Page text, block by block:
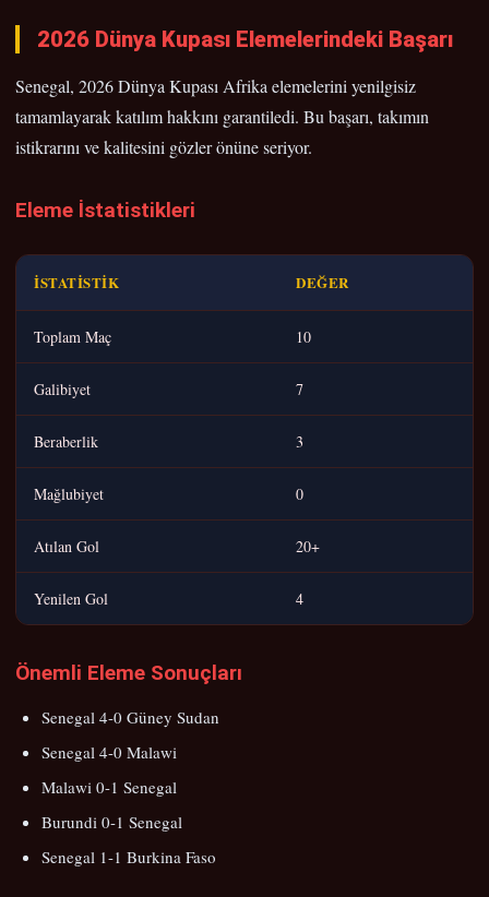
2026 Dünya Kupası Elemelerindeki Başarı
Senegal, 2026 Dünya Kupası Afrika elemelerini yenilgisiz
tamamlayarak katılım hakkını garantiledi. Bu başarı, takımın
istikrarını ve kalitesini gözler önüne seriyor.
Eleme İstatistikleri
İSTATISTIK DEĞER
Toplam Maç 10
Galibiyet 7
Beraberlik 3
Mağlubiyet 0
Atılan Gol 20+
Yenilen Gol 4
Önemli Eleme Sonuçları
Senegal 4-0 Güney Sudan
Senegal 4-0 Malawi
Malawi 0-1 Senegal
Burundi 0-1 Senegal
Senegal 1-1 Burkina Faso